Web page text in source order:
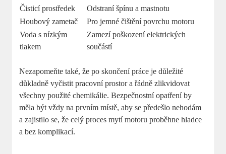
Čisticí prostředek
Odstraní špínu a mastnotu
Houbový zametač
Pro jemné čištění povrchu motoru
Voda s nízkým
tlakem
Zamezí poškození elektrických
součástí
Nezapomeňte také, že po skončení práce je důležité
důkladně vyčistit pracovní prostor a řádně zlikvidovat
všechny použité chemikálie. Bezpečnostní opatření by
měla být vždy na prvním místě, aby se předešlo nehodám
a zajistilo se, že celý proces mytí motoru proběhne hladce
a bez komplikací.